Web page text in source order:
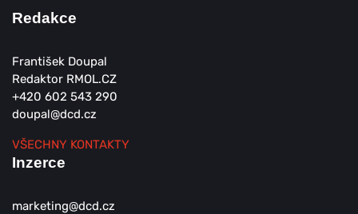
Redakce
František Doupal
Redaktor RMOL.CZ
+420 602 543 290
doupal@dcd.cz
VŠECHNY KONTAKTY
Inzerce
marketing@dcd.cz